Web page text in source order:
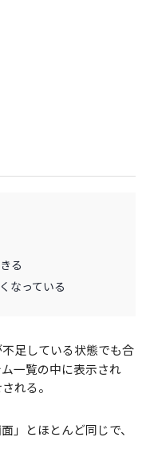
る
なっている
足している状態でも合
一覧の中に表示され
れる。
」とほとんど同じで、